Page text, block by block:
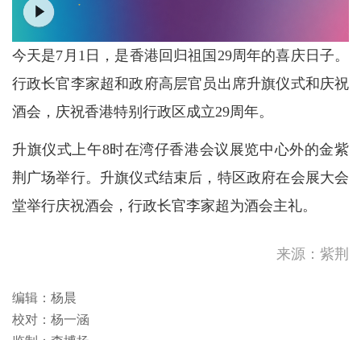
今天是7月1日，是香港回归祖国29周年的喜庆日子。
行政长官李家超和政府高层官员出席升旗仪式和庆祝
酒会，庆祝香港特别行政区成立29周年。
升旗仪式上午8时在湾仔香港会议展览中心外的金紫
荆广场举行。升旗仪式结束后，特区政府在会展大会
堂举行庆祝酒会，行政长官李家超为酒会主礼。
来源：紫荆
编辑：杨晨
校对：杨一涵